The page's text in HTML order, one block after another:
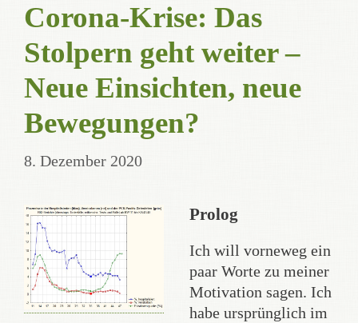
Corona-Krise: Das
Stolpern geht weiter –
Neue Einsichten, neue
Bewegungen?
8. Dezember 2020
Prolog
Ich will vorneweg ein
paar Worte zu meiner
Motivation sagen. Ich
habe ursprünglich im